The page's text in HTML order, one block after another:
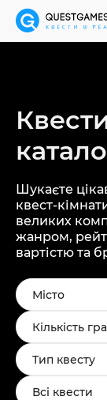
Шукаєте
квест-
великих
жанром,
вартістю та
Місто
Кількість
Тип квесту
Всі квести